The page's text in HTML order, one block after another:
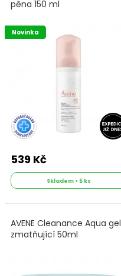
pěna 150 ml
Novinka
539 Kč
Skladem > 5 ks
AVENE Cleanance Aqua gel
zmatňující 50ml